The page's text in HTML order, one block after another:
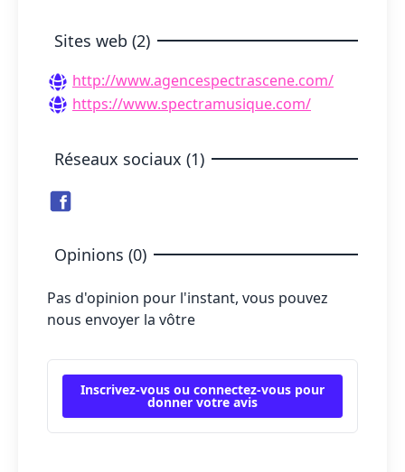
Sites web (2)
http://www.agencespectrascene.com/
https://www.spectramusique.com/
Réseaux sociaux (1)
Opinions (0)
Pas d'opinion pour l'instant, vous pouvez
nous envoyer la vôtre
Inscrivez-vous ou connectez-vous pour
donner votre avis